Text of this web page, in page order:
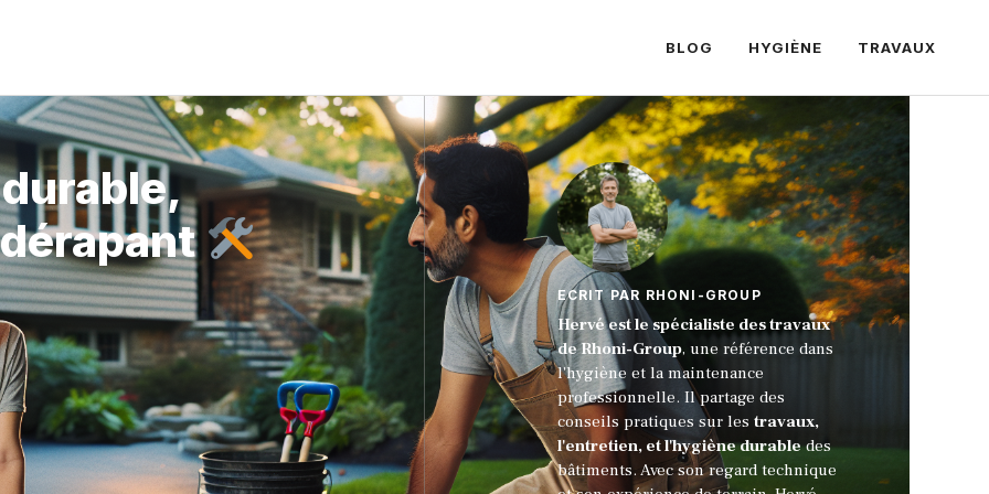
BLOG HYGIÈNE TRAVAUX
ECRIT PAR RHONI-GROUP
Hervé est le spécialiste des travaux
de Rhoni-Group, une référence dans
l'hygiène et la maintenance
professionnelle. Il partage des
conseils pratiques sur les travaux,
l'entretien, et l'hygiène durabledes
bâtiments. Avec son regard technique